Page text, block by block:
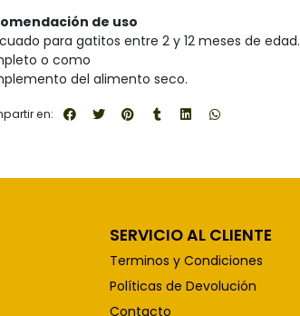
de uso
para gatitos entre 2 y 12 meses de
o como
del alimento seco.
en:
SERVICIO AL CLIENTE
Terminos y Condiciones
Políticas de Devolución
Contacto